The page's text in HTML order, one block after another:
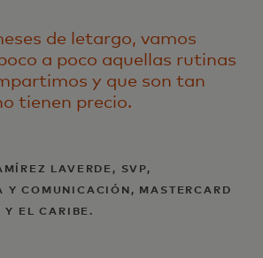
de letargo, vamos
a poco aquellas rutinas
y que son tan
tienen precio.
LAVERDE, SVP,
Y COMUNICACIÓN, MASTERCARD
EL CARIBE.